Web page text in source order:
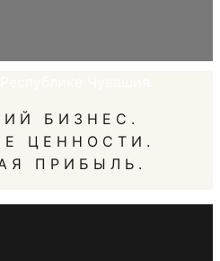
БИЗНЕС.
ЦЕННОСТИ.
ПРИБЫЛЬ.